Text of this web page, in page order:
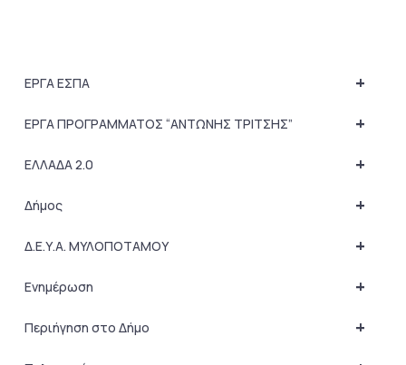
+
ΕΡΓΑ ΕΣΠΑ
+
ΕΡΓΑ ΠΡΟΓΡΑΜΜΑΤΟΣ “ΑΝΤΩΝΗΣ ΤΡΙΤΣΗΣ”
+
ΕΛΛΑΔΑ 2.0
+
Δήμος
+
Δ.Ε.Υ.Α. ΜΥΛΟΠΟΤΑΜΟΥ
+
Ενημέρωση
+
Περιήγηση στο Δήμο